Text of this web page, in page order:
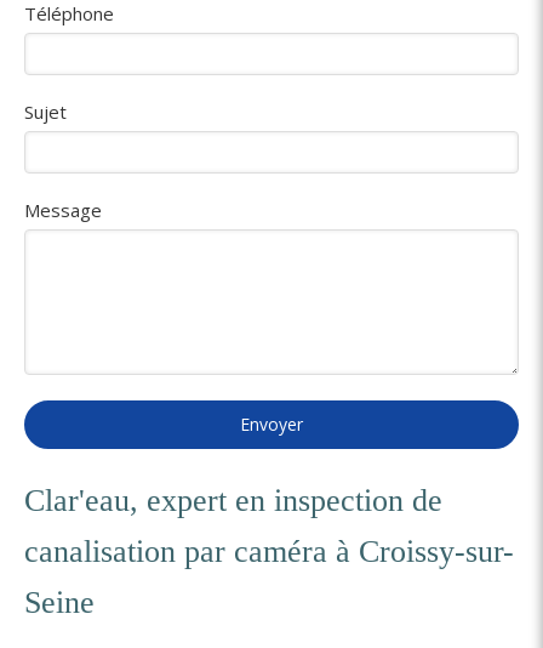
Téléphone
Sujet
Message
Envoyer
Clar'eau, expert en inspection de
canalisation par caméra à Croissy-sur-
Seine